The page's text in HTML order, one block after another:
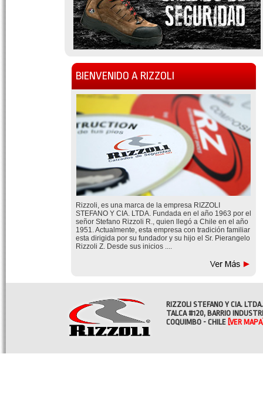
BIENVENIDO A RIZZOLI
Rizzoli, es una marca de la empresa RIZZOLI
STEFANO Y CIA. LTDA. Fundada en el año 1963 por el
señor Stefano Rizzoli R., quien llegó a Chile en el año
1951. Actualmente, esta empresa con tradición familiar
esta dirigida por su fundador y su hijo el Sr. Pierangelo
Rizzoli Z. Desde sus inicios ....
RIZZOLI STEFANO Y CIA. LTDA.
TALCA #120, BARRIO
COQUIMBO - CHILE [VER